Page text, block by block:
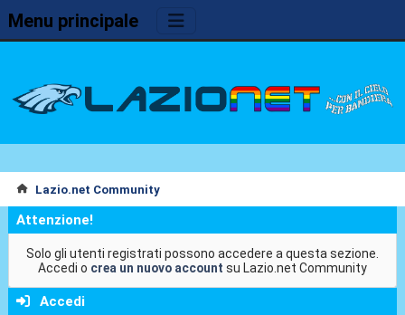
Menu principale
Lazio.net Community
Attenzione!
Solo gli utenti registrati possono accedere a questa sezione.
Accedi o crea un nuovo account su Lazio.net Community
Accedi